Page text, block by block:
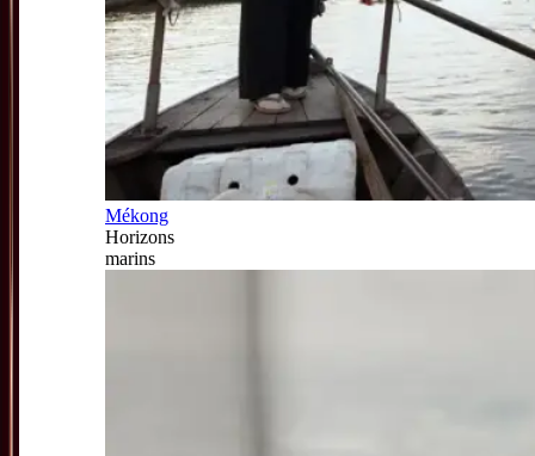
Mékong
Horizons
marins